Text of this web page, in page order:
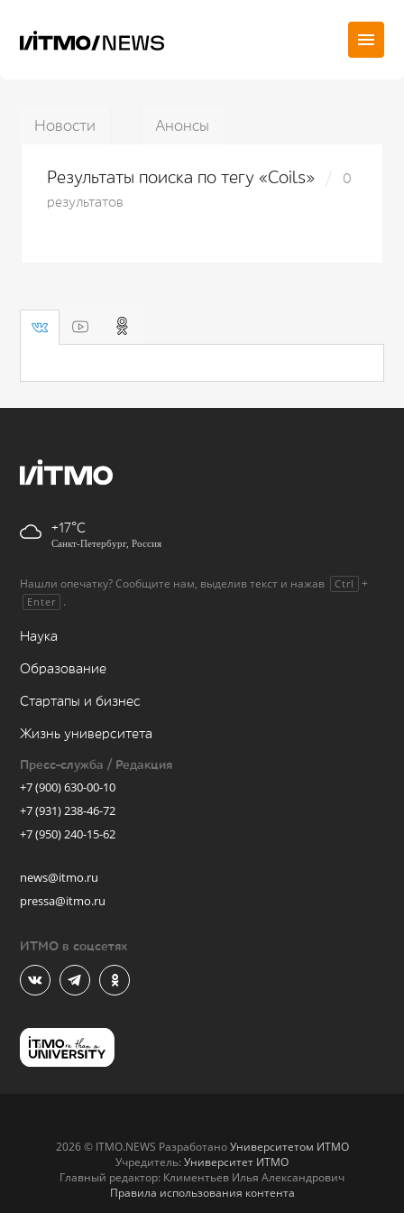
Новости Анонсы
Результаты поиска по тегу «Coils»
0
результатов
+17
Санкт-Петербург, Россия
Нашли опечатку? Сообщите нам, выделив текст и нажав Ctrl +
Enter .
Наука
Образование
Стартапы и бизнес
Жизнь университета
Пресс-служба / Редакция
+7 (900) 630-00-10
+7 (931) 238-46-72
+7 (950) 240-15-62
news@itmo.ru
pressa@itmo.ru
ИТМО в соцсетях
2026 © ITMO.NEWS РазработаноУниверситетом ИТМО
Учредитель: Университет ИТМО
Главный редактор: Климентьев Илья Александрович
Правила использования контента